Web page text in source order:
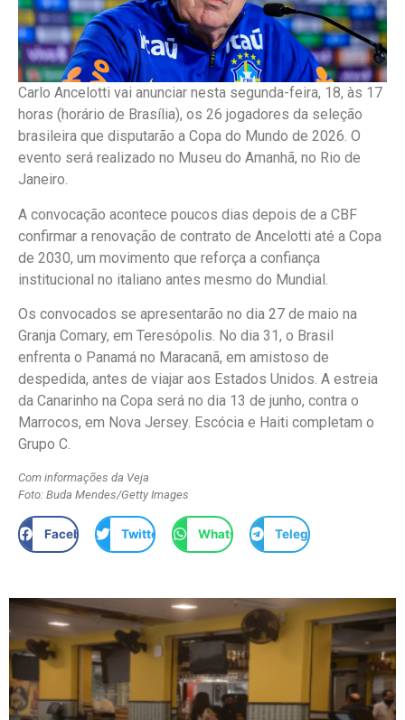
Carlo Ancelotti vai anunciar nesta segunda-feira, 18, às 17
horas (horário de Brasília), os 26 jogadores da seleção
brasileira que disputarão a Copa do Mundo de 2026. O
evento será realizado no Museu do Amanhã, no Rio de
Janeiro.
A convocação acontece poucos dias depois de a CBF
confirmar a renovação de contrato de Ancelotti até a Copa
de 2030, um movimento que reforça a confiança
institucional no italiano antes mesmo do Mundial.
Os convocados se apresentarão no dia 27 de maio na
Granja Comary, em Teresópolis. No dia 31, o Brasil
enfrenta o Panamá no Maracanã, em amistoso de
despedida, antes de viajar aos Estados Unidos. A estreia
da Canarinho na Copa será no dia 13 de junho, contra o
Marrocos, em Nova Jersey. Escócia e Haiti completam o
Grupo C.
Com informações da Veja
Foto: Buda Mendes/Getty Images
Facebook Twitter WhatsApp Telegram